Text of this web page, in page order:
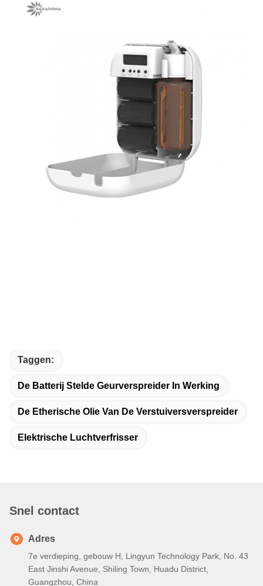
Taggen:
De Batterij Stelde Geurverspreider In Werking
De Etherische Olie Van De Verstuiversverspreider
Elektrische Luchtverfrisser
Snel contact
Adres
7e verdieping, gebouw H, Lingyun Technology Park, No. 43
East Jinshi Avenue, Shiling Town, Huadu District,
Guangzhou, China